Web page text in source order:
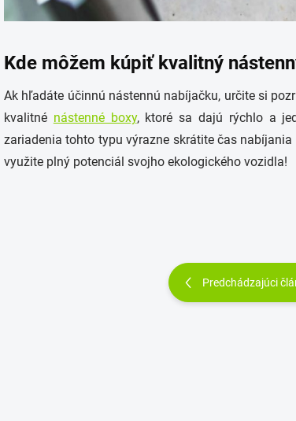
Kde môžem kúpiť kvalitný
Ak hľadáte účinnú nástennú nabíjačku, určite si
kvalitné nástenné boxy, ktoré sa dajú rýchlo a
zariadenia tohto typu výrazne skrátite čas nabíjania
využite plný potenciál svojho ekologického vozidla!
Predchádzajúci